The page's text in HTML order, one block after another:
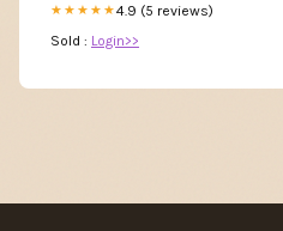
★★★★★4.9 (5 reviews)
Sold : Login>>